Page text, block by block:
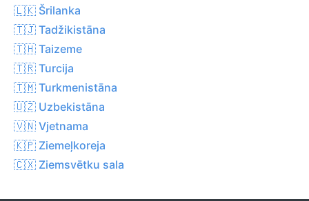
🇱🇰 Šrilanka
🇹🇯 Tadžikistāna
🇹🇭 Taizeme
🇹🇷 Turcija
🇹🇲 Turkmenistāna
🇺🇿 Uzbekistāna
🇻🇳 Vjetnama
🇰🇵 Ziemeļkoreja
🇨🇽 Ziemsvētku sala